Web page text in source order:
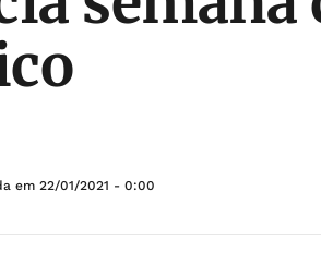
em 22/01/2021 - 0:00